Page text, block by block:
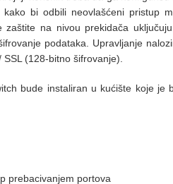
bi odbili neovlašćeni pristup
na nivou prekidača
podataka. Upravljanje
(128-bitno šifrovanje).
bude instaliran u kućište koje je
prebacivanjem portova